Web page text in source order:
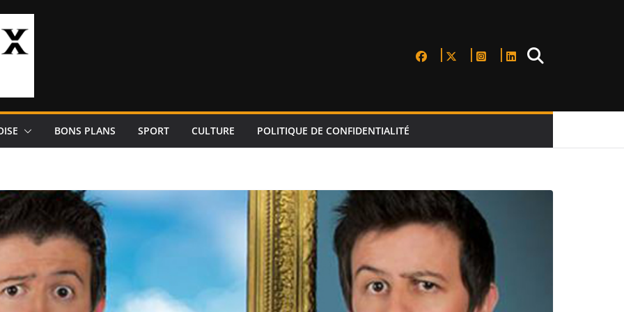
BONS PLANS SPORT CULTURE POLITIQUE DE CONFIDENTIALITÉ